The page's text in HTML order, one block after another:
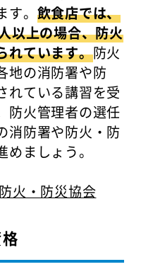
。 飲食店では、
以上の場合、防火
れています。防火
地の消防署や防
れている講習を受
防火管理者の選任
消防署や防火・防
ましょう。
火・防災協会